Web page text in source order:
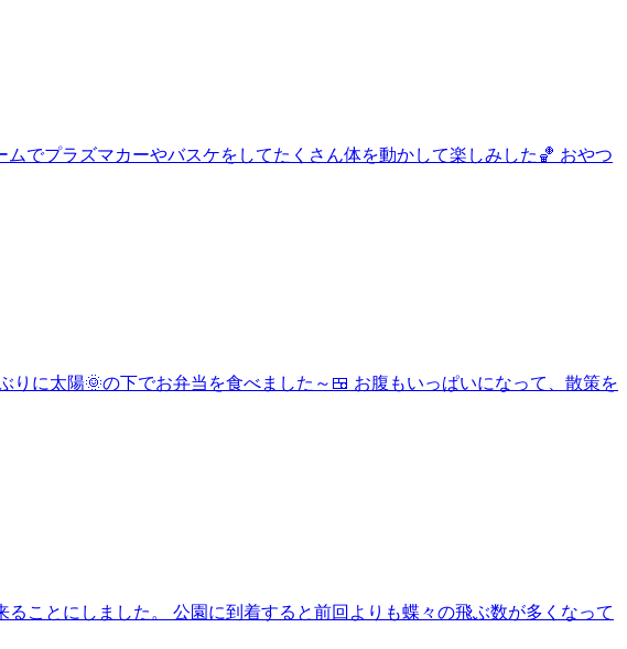
でプラズマカーやバスケをしてたくさん体を動かして楽しみした🏀 おやつ
に太陽🌞の下でお弁当を食べました～🍱 お腹もいっぱいになって、散策を
ことにしました。 公園に到着すると前回よりも蝶々の飛ぶ数が多くなって